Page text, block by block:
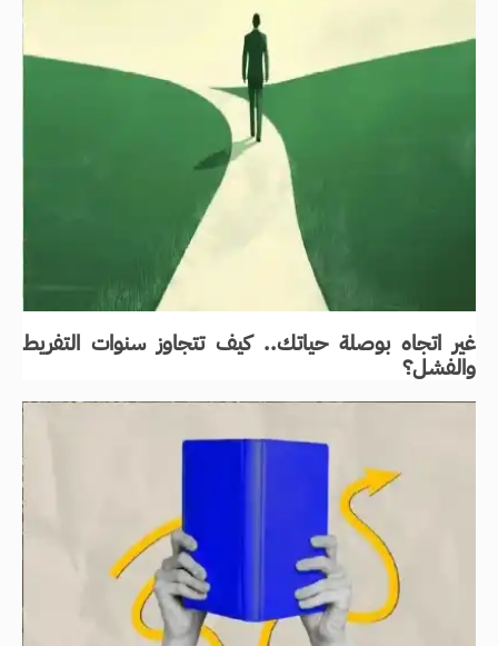
غير اتجاه بوصلة حياتك.. كيف تتجاوز سنوات التفريط
والفشل؟